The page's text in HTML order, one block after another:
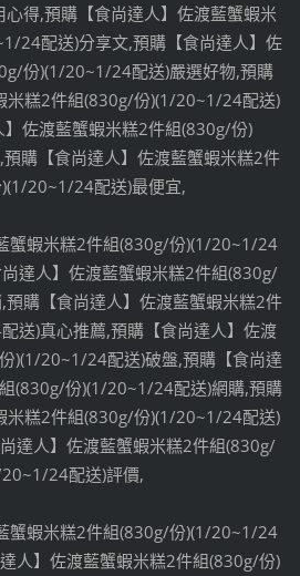
得,預購【食尚達人】佐渡藍蟹蝦米
24配送)分享文,預購【食尚達人】佐
份)(1/20~1/24配送)嚴選好物,預購
米糕2件組(830g/份)(1/20~1/24配送)
】佐渡藍蟹蝦米糕2件組(830g/份)
購【食尚達人】佐渡藍蟹蝦米糕2件
20~1/24配送)最便宜,
蟹蝦米糕2件組(830g/份)(1/20~1/24
達人】佐渡藍蟹蝦米糕2件組(830g/
購【食尚達人】佐渡藍蟹蝦米糕2件
送)真心推薦,預購【食尚達人】佐渡
)(1/20~1/24配送)破盤,預購【食尚達
(830g/份)(1/20~1/24配送)網購,預購
米糕2件組(830g/份)(1/20~1/24配送)
達人】佐渡藍蟹蝦米糕2件組(830g/
24配送)評價,
蟹蝦米糕2件組(830g/份)(1/20~1/24
人】佐渡藍蟹蝦米糕2件組(830g/份)